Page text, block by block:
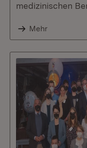
medizinischen
Mehr